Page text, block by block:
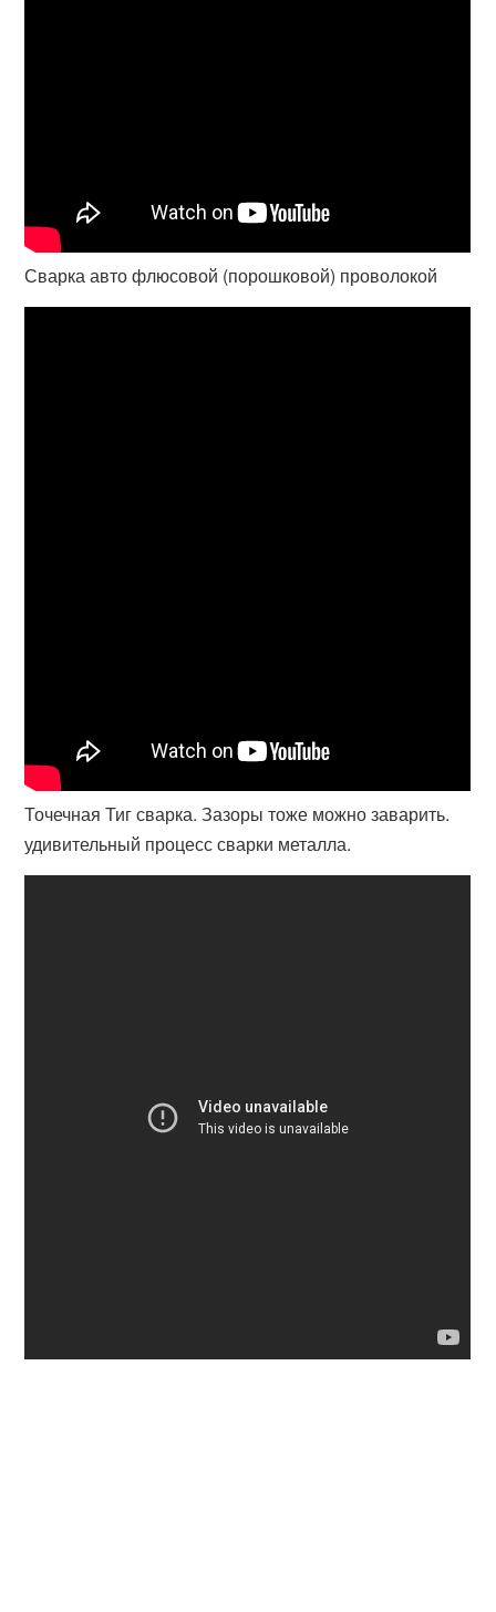
Сварка авто флюсовой (порошковой) проволокой
Точечная Тиг сварка. Зазоры тоже можно заварить.
удивительный процесс сварки металла.